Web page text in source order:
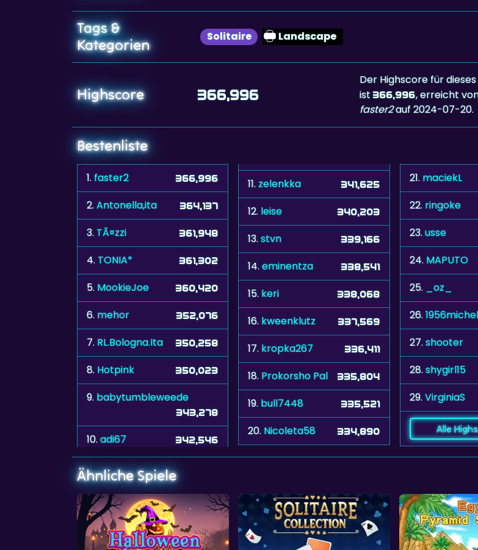
Tags &
Kategorien
Solitaire Landscape
Highscore 366,996
Der Highscore für dieses
ist366,996, erreicht
faster2auf 2024-07-20.
Bestenliste
1.faster2 366,996
2.Antonella,ita 364,137
3. TÃ¤zzi 361,948
4. TONIA* 361,302
5. MookieJoe 360,420
6. mehor 352,076
7. RL.Bologna.Ita 350,258
8. Hotpink 350,023
9. babytumbleweede
343,278
10.adi67 342,546
11.zelenkka 341,625
12. leise 340,203
13.stvn 339,166
14.eminentza 338,541
15. keri 338,068
16. kweenklutz 337,569
17. kropka267 336,411
18. Prokorsho Pal 335,804
19. bull7448 335,521
20. Nicoleta58 334,890
21. maciekL
22. ringoke
23.usse
24. MAPUTO
25. _oz_
26.1956michel
27.shooter
28.shygirl15
29.VirginiaS
Alle
Ähnliche Spiele